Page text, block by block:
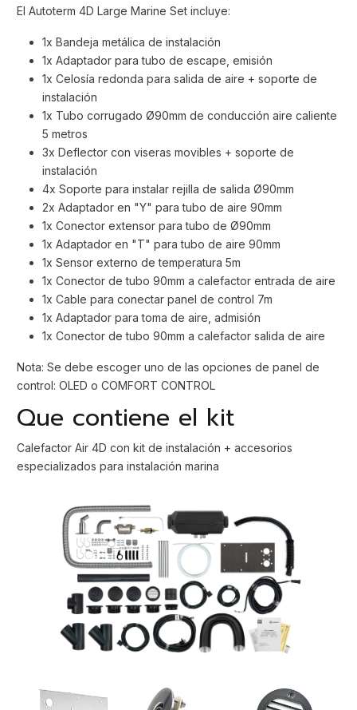
El Autoterm 4D Large Marine Set incluye:
1x Bandeja metálica de instalación
1x Adaptador para tubo de escape, emisión
1x Celosía redonda para salida de aire + soporte de
instalación
1x Tubo corrugado Ø90mm de conducción aire caliente
5 metros
3x Deflector con viseras movibles + soporte de
instalación
4x Soporte para instalar rejilla de salida Ø90mm
2x Adaptador en "Y" para tubo de aire 90mm
1x Conector extensor para tubo de Ø90mm
1x Adaptador en "T" para tubo de aire 90mm
1x Sensor externo de temperatura 5m
1x Conector de tubo 90mm a calefactor entrada de aire
1x Cable para conectar panel de control 7m
1x Adaptador para toma de aire, admisión
1x Conector de tubo 90mm a calefactor salida de aire
Nota: Se debe escoger uno de las opciones de panel de
control: OLED o COMFORT CONTROL
Que contiene el kit
Calefactor Air 4D con kit de instalación + accesorios
especializados para instalación marina